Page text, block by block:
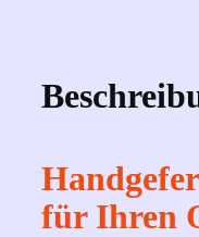
für Ihren